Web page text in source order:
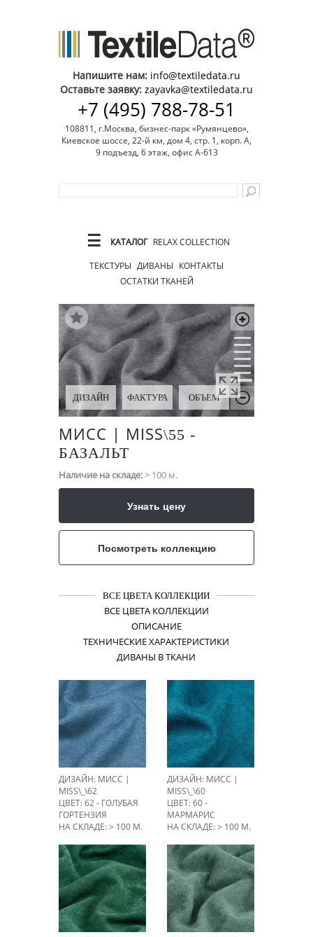
Напишите нам: info@textiledata.ru
Оставьте заявку: zayavka@textiledata.ru
+7 (495) 788-78-51
108811, г.Москва, бизнес-парк «Румянцево»,
Киевское шоссе, 22-й км, дом 4, стр. 1, корп. А,
9 подъезд, 6 этаж, офис А-613
☰ КАТАЛОГ RELAX COLLECTION
ТЕКСТУРЫ ДИВАНЫ КОНТАКТЫ
ОСТАТКИ ТКАНЕЙ
ДИЗАЙН ФАКТУРА ОБЪЕМ
МИСС | MISS\​55 -
БАЗАЛЬТ
Наличие на складе:> 100 м.
Узнать цену
Посмотреть коллекцию
ВСЕ ЦВЕТА КОЛЛЕКЦИИ
ВСЕ ЦВЕТА КОЛЛЕКЦИИ
ОПИСАНИЕ
ТЕХНИЧЕСКИЕ ХАРАКТЕРИСТИКИ
ДИВАНЫ В ТКАНИ
ДИЗАЙН: МИСС |
MISS\_\62
ЦВЕТ: 62 - ГОЛУБАЯ
ГОРТЕНЗИЯ
НА СКЛАДЕ: > 100 М.
ДИЗАЙН: МИСС |
MISS\_\60
ЦВЕТ: 60 -
МАРМАРИС
НА СКЛАДЕ: > 100 М.